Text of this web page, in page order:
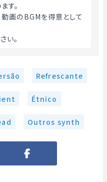
す。
画のBGMを得意として
い。
Refrescante
Étnico
Outros synth